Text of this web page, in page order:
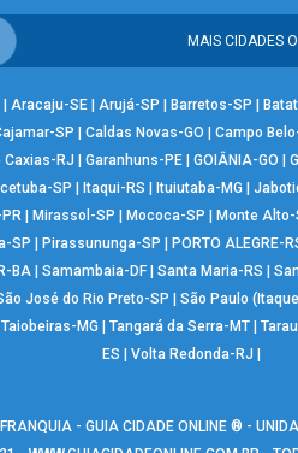
MAIS CIDADES
| Aracaju-SE| Arujá-SP | Barretos-SP |
SP | Caldas Novas-GO | Campo
Caxias-RJ | Garanhuns-PE | GOIÂNIA-GO |
SP | Itaqui-RS | Ituiutaba-MG |
| Mirassol-SP | Mococa-SP | Monte Alto-
SP | Pirassununga-SP | PORTO ALEGRE-
BA | Samambaia-DF | Santa Maria-RS |
José do Rio Preto-SP | São Paulo
Taiobeiras-MG | Tangará da Serra-MT|
ES | Volta Redonda-RJ |
FRANQUIA - GUIA CIDADE ONLINE ® -